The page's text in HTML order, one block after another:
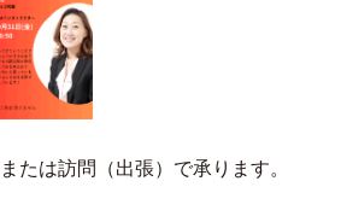
たは訪問（出張）で承ります。